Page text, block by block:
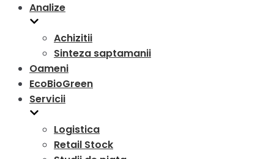
Analize
Achizitii
Sinteza saptamanii
Oameni
EcoBioGreen
Servicii
Logistica
Retail Stock